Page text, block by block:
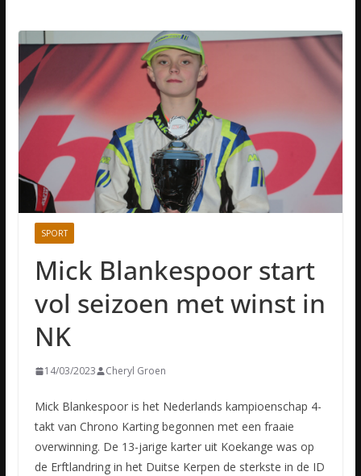
SPORT
Mick Blankespoor start
vol seizoen met winst in
NK
14/03/2023 Cheryl Groen
Mick Blankespoor is het Nederlands kampioenschap 4-
takt van Chrono Karting begonnen met een fraaie
overwinning. De 13-jarige karter uit Koekange was op
de Erftlandring in het Duitse Kerpen de sterkste in de ID